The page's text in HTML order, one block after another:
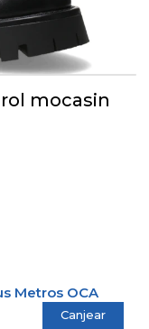
mocasin
Metros OCA
Canjear